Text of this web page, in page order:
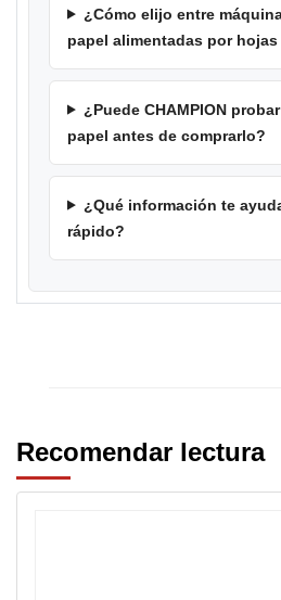
¿Cómo elijo entre
papel alimentadas por
¿Puede CHAMPION
papel antes de comprarlo?
¿Qué información te
rápido?
Recomendar lectura